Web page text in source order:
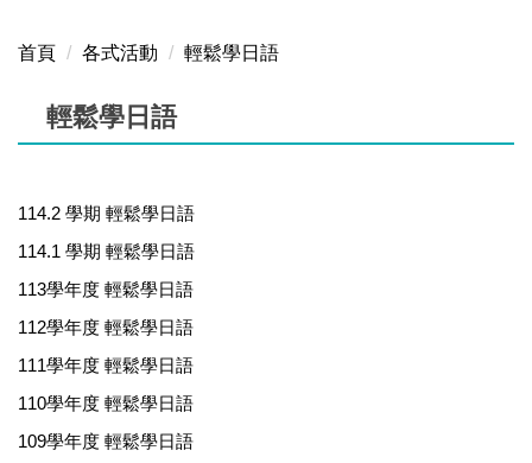
首頁 各式活動 輕鬆學日語
輕鬆學日語
114.2 學期 輕鬆學日語
114.1 學期 輕鬆學日語
113學年度 輕鬆學日語
112學年度 輕鬆學日語
111學年度 輕鬆學日語
110學年度 輕鬆學日語
109學年度 輕鬆學日語